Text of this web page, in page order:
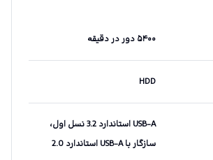
۵۴۰۰ دور در دقیقه
HDD
USB-A استاندارد 3.2 نسل اول،
سازگار با USB-A استاندارد 2.0